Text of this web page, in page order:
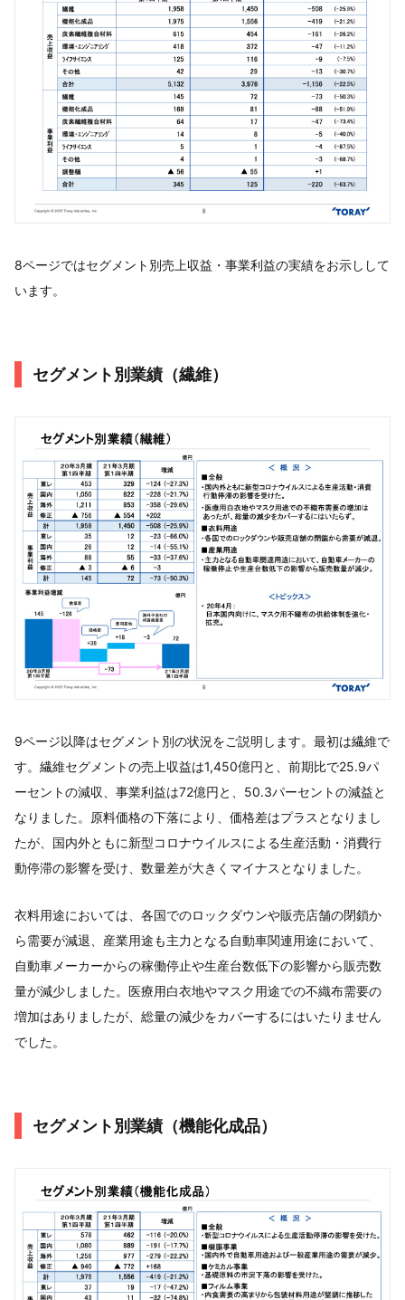
8ページではセグメント別売上収益・事業利益の実績をお示しして
います。
セグメント別業績（繊維）
9ページ以降はセグメント別の状況をご説明します。最初は繊維で
す。繊維セグメントの売上収益は1,450億円と、前期比で25.9パ
ーセントの減収、事業利益は72億円と、50.3パーセントの減益と
なりました。原料価格の下落により、価格差はプラスとなりまし
たが、国内外ともに新型コロナウイルスによる生産活動・消費行
動停滞の影響を受け、数量差が大きくマイナスとなりました。
衣料用途においては、各国でのロックダウンや販売店舗の閉鎖か
ら需要が減退、産業用途も主力となる自動車関連用途において、
自動車メーカーからの稼働停止や生産台数低下の影響から販売数
量が減少しました。医療用白衣地やマスク用途での不織布需要の
増加はありましたが、総量の減少をカバーするにはいたりません
でした。
セグメント別業績（機能化成品）